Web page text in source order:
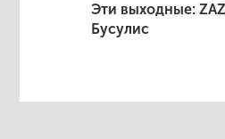
Эти выходные:
Бусулис